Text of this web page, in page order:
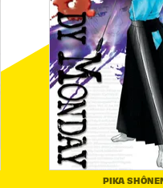
PIKA